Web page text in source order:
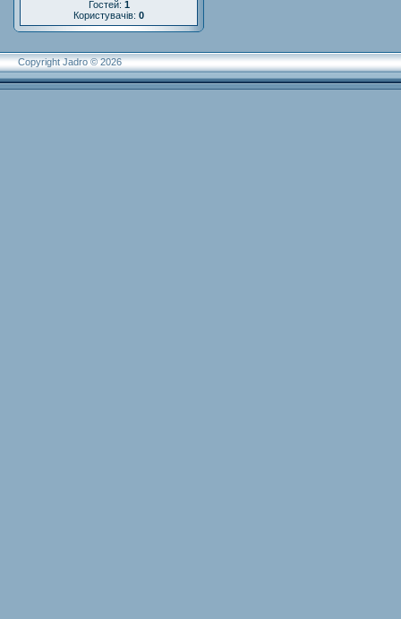
Гостей: 1
Користувачів: 0
Copyright Jadro © 2026